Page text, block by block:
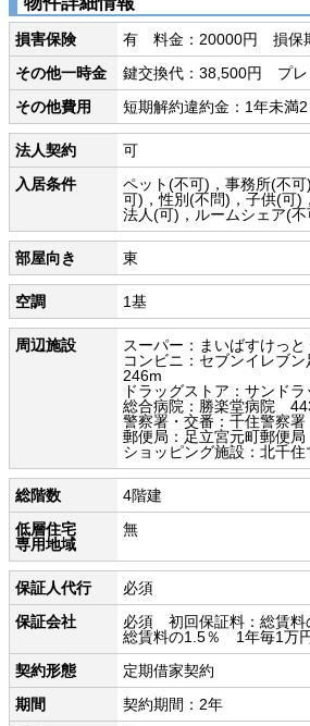
損害保険
有 料金：20000円 損保
その他一時金
鍵交換代：38,500円 プレ
その他費用
短期解約違約金：1年未満2
法人契約
可
入居条件
ペット(不可)，事務所(不
可)，性別(不問)，子供(可)
法人(可)，ルームシェア(不
部屋向き 東
空調 1基
周辺施設
スーパー：まいばすけっ
コンビニ：セブンイレブ
246m
ドラッグストア：サンド
総合病院：勝楽堂病院
警察署・交番：千住警察
郵便局：足立宮元町郵便
ショッピング施設：北千
総階数
4階建
低層住宅
専用地域
無
保証人代行
必須
保証会社
必須 初回保証料：総賃料
総賃料の1.5％ 1年毎1万
契約形態
定期借家契約
期間
契約期間：2年